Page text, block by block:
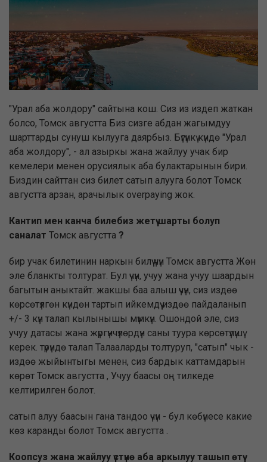
"Урал аба жолдору" сайтына кош. Сиз из издеп жаткан
болсо, Томск августта Биз сизге абдан жагымдуу
шарттарды сунуш кылууга даярбыз. Бүгүнкү күндө "Урал
аба жолдору", - ал азыркы жана жайлуу учак бир
кемелери менен орусиялык аба булактарынын бири.
Биздин сайттан сиз билет сатып алууга болот Томск
августта арзан, арачылык overpaying жок.
Кантип мен канча билебиз жетүү шарты болуп
саналат Томск августта ?
бир учак билетинин наркын билүү үчүн Томск августта Жөн
эле бланкты толтурат. Бул үчүн, учуу жана учуу шаардын
багытын аныктайт. жакшы баа алыш үчүн, сиз издөө
көрсөтүлгөн күндөн тартып ийкемдүү издөө пайдаланып
+/- 3 күн талап кылынышы мүмкүн. Ошондой эле, сиз
учуу датасы жана жүргүнчүлөрдүн саны туура көрсөтүлүшү
керек. түрүндө талап Талааларды толтуруп, "сатып" чык -
издөө жыйынтыгы менен, сиз бардык каттамдарын
көрөт Томск августта , Учуу баасы оң тилкеде
келтирилген болот.
сатып алуу баасын гана тандоо үчүн - бул көбүнесе какие
көз каранды болот Томск августта .
Коопсуз жана жайлуу үстүнө аба аркылуу ташып өтүү